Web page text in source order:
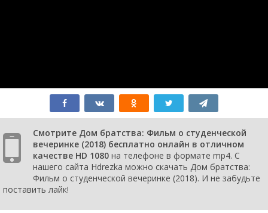
Смотрите Дом братства: Фильм о студенческой
вечеринке (2018) бесплатно онлайн в отличном
качестве HD 1080 на телефоне в формате mp4. С
нашего сайта Hdrezka можно скачать Дом братства:
Фильм о студенческой вечеринке (2018). И не забудьте
поставить лайк!